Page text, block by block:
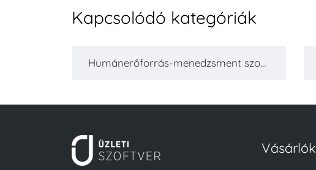
Kapcsolódó kategóriák
Humánerőforrás-menedzsment szoft
Vásárlók